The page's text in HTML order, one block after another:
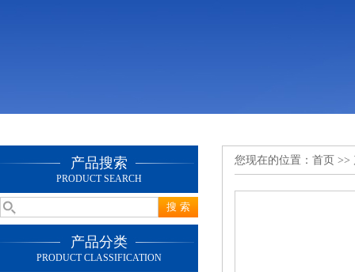
产品搜索
PRODUCT SEARCH
产品分类
PRODUCT CLASSIFICATION
您现在的位置： 首页 >>